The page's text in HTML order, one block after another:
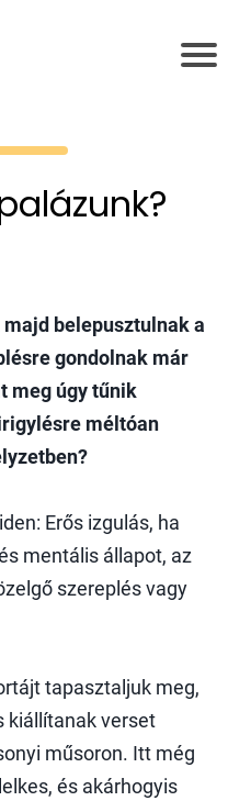
belepusztulnak a
gondolnak már
meg úgy tűnik
méltóan
Erős izgulás, ha
mentális állapot, az
szereplés vagy
tapasztaljuk meg,
kiállítanak verset
műsoron. Itt még
és akárhogyis